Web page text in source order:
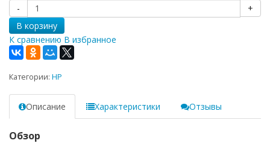
-
+
В корзину
К сравнению В избранное
Категории: HP
Описание Характеристики Отзывы
Обзор